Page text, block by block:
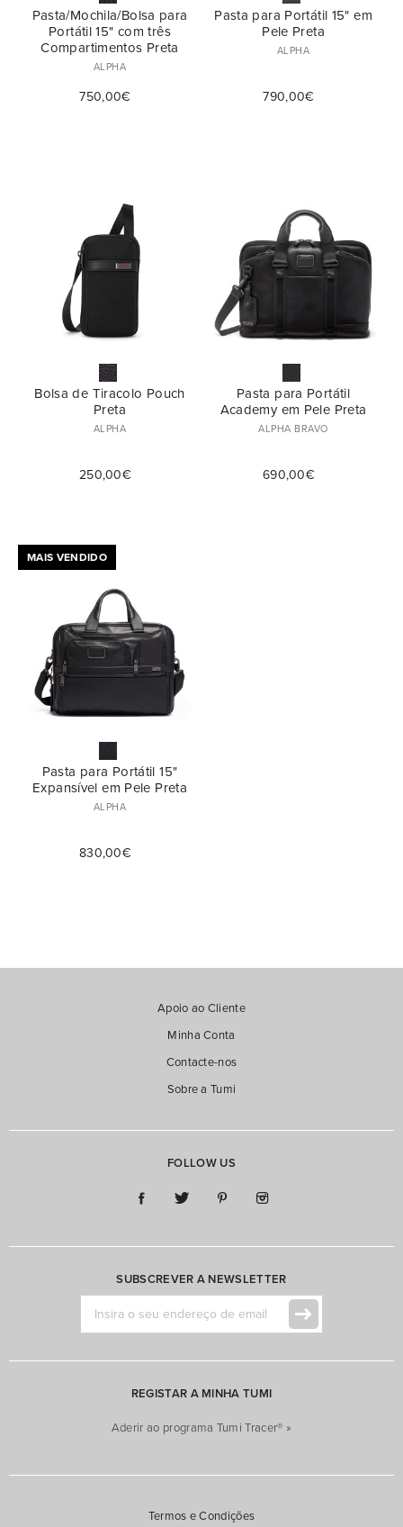
Pasta/Mochila/Bolsa para
Portátil 15" com três
Compartimentos Preta
ALPHA
750,00€
Pasta para Portátil 15" em
Pele Preta
ALPHA
790,00€
Bolsa de Tiracolo Pouch
Preta
ALPHA
250,00€
Pasta para Portátil
Academy em Pele Preta
ALPHA BRAVO
690,00€
MAIS VENDIDO
Pasta para Portátil 15"
Expansível em Pele Preta
ALPHA
830,00€
Apoio ao Cliente
Minha Conta
Contacte-nos
Sobre a Tumi
FOLLOW US
SUBSCREVER A NEWSLETTER
REGISTAR A MINHA TUMI
Aderir ao programa Tumi Tracer® »
Termos e Condições